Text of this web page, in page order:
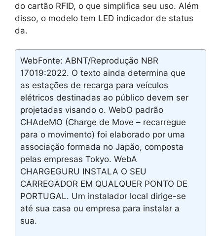
do cartão RFID, o que simplifica seu uso. Além
disso, o modelo tem LED indicador de status
da.
WebFonte: ABNT/Reprodução NBR
17019:2022. O texto ainda determina que
as estações de recarga para veículos
elétricos destinadas ao público devem ser
projetadas visando o. WebO padrão
CHAdeMO (Charge de Move – recarregue
para o movimento) foi elaborado por uma
associação formada no Japão, composta
pelas empresas Tokyo. WebA
CHARGEGURU INSTALA O SEU
CARREGADOR EM QUALQUER PONTO DE
PORTUGAL. Um instalador local dirige-se
até sua casa ou empresa para instalar a
sua.